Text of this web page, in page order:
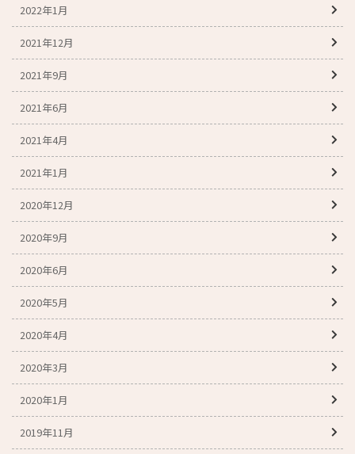
2022年1月
2021年12月
2021年9月
2021年6月
2021年4月
2021年1月
2020年12月
2020年9月
2020年6月
2020年5月
2020年4月
2020年3月
2020年1月
2019年11月